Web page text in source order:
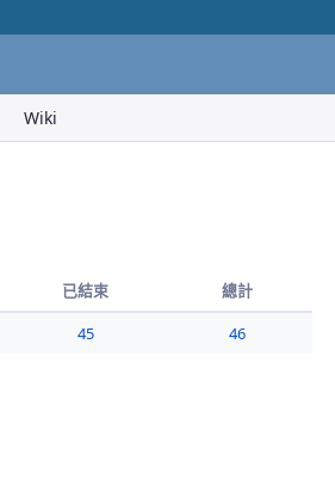
Wiki
已結束
總計
45 46